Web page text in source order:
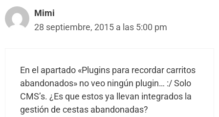
Mimi
28 septiembre, 2015 a las 5:00 pm
En el apartado «Plugins para recordar carritos
abandonados» no veo ningún plugin… :/ Solo
CMS’s. ¿Es que estos ya llevan integrados la
gestión de cestas abandonadas?